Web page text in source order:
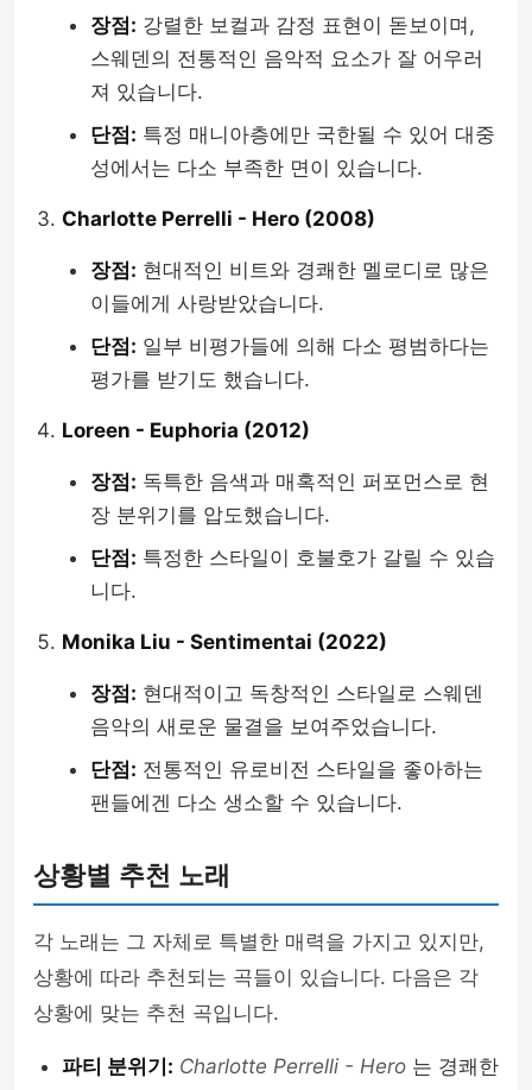
장점: 강렬한 보컬과 감정 표현이 돋보이며,
스웨덴의 전통적인 음악적 요소가 잘 어우러
져 있습니다.
단점: 특정 매니아층에만 국한될 수 있어 대중
성에서는 다소 부족한 면이 있습니다.
Charlotte Perrelli - Hero (2008)
장점: 현대적인 비트와 경쾌한 멜로디로 많은
이들에게 사랑받았습니다.
단점: 일부 비평가들에 의해 다소 평범하다는
평가를 받기도 했습니다.
Loreen - Euphoria (2012)
장점: 독특한 음색과 매혹적인 퍼포먼스로 현
장 분위기를 압도했습니다.
단점: 특정한 스타일이 호불호가 갈릴 수 있습
니다.
Monika Liu - Sentimentai (2022)
장점: 현대적이고 독창적인 스타일로 스웨덴
음악의 새로운 물결을 보여주었습니다.
단점: 전통적인 유로비전 스타일을 좋아하는
팬들에겐 다소 생소할 수 있습니다.
상황별 추천 노래
각 노래는 그 자체로 특별한 매력을 가지고 있지만,
상황에 따라 추천되는 곡들이 있습니다. 다음은 각
상황에 맞는 추천 곡입니다.
파티 분위기: Charlotte Perrelli - Hero 는 경쾌한